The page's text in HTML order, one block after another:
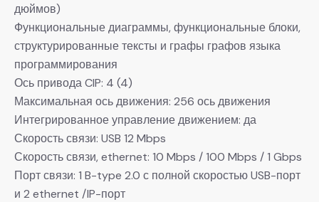
дюймов)
Функциональные диаграммы, функциональные блоки,
структурированные тексты и графы графов языка
программирования
Ось привода CIP: 4 (4)
Максимальная ось движения: 256 ось движения
Интегрированное управление движением: да
Скорость связи: USB 12 Mbps
Скорость связи, ethernet: 10 Mbps / 100 Mbps / 1 Gbps
Порт связи: 1 B-type 2.0 с полной скоростью USB-порт
и 2 ethernet /IP-порт